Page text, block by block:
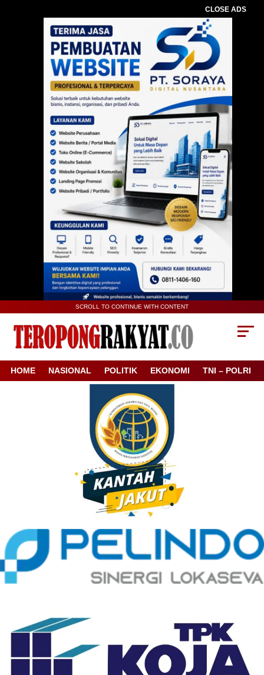
CLOSE ADS
SCROLL TO CONTINUE WITH CONTENT
HOME NASIONAL POLITIK EKONOMI TNI – POLRI